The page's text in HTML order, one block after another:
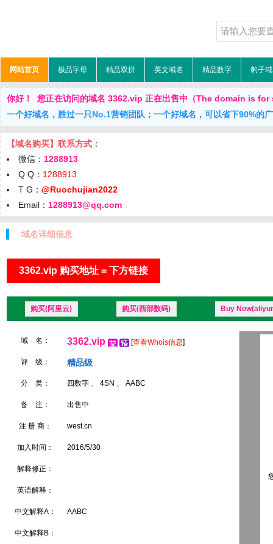
网站首页 极品字母 精品双拼 英文域名 精品数字 豹子
你好！ 您正在访问的域名 3362.vip 正在出售中（The domain is for
一个好域名，胜过一只No.1营销团队；一个好域名，可以省下90%的
【域名购买】联系方式：
微信： 1288913
Q Q： 1288913
T G： @Ruochujian2022
Email： 1288913@qq.com
域名详细信息
3362.vip 购买地址 = 下方链接
购买(阿里云) 购买(西部数码) Buy
域 名： 3362.vip [查看Whois信息]
评 级： 精品级
分 类： 四数字 、 4SN 、 AABC
备 注： 出售中
注 册 商： west.cn
加入时间： 2016/5/30
解释修正：
英语解释：
中文解释A： AABC
中文解释B：